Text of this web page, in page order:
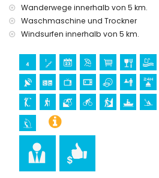
Tennis, Golf, Wandern,
Kanufahren, Kajakfahren, Angeln,
Surfen und Windsurfen
Reiten (innerhalb von 10
Wanderwege innerhalb von 5 km.
Waschmaschine und Trockner
Windsurfen innerhalb von 5 km.